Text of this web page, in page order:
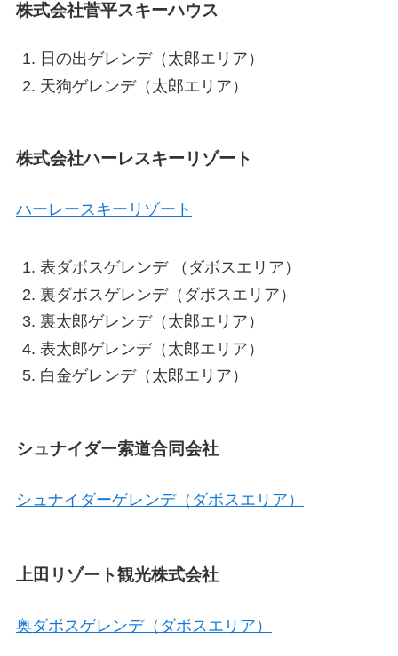
株式会社菅平スキーハウス
日の出ゲレンデ（太郎エリア）
天狗ゲレンデ（太郎エリア）
株式会社ハーレスキーリゾート
ハーレースキーリゾート
表ダボスゲレンデ （ダボスエリア）
裏ダボスゲレンデ（ダボスエリア）
裏太郎ゲレンデ（太郎エリア）
表太郎ゲレンデ（太郎エリア）
白金ゲレンデ（太郎エリア）
シュナイダー索道合同会社
シュナイダーゲレンデ（ダボスエリア）
上田リゾート観光株式会社
奥ダボスゲレンデ（ダボスエリア）